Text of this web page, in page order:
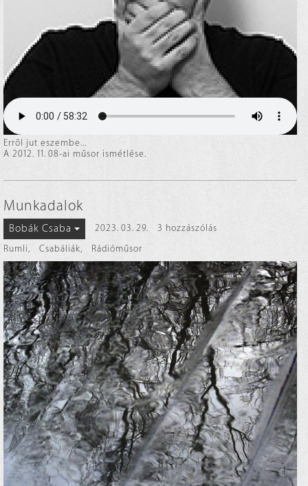
Erről jut eszembe...
A 2012. 11. 08-ai műsor ismétlése.
Munkadalok
Bobák Csaba 2023. 03. 29.
3 hozzászólás
Rumli , Csabáliák, Rádióműsor